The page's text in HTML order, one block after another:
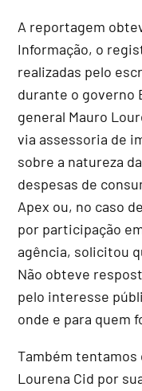
A reportagem
Informação, o
realizadas pelo
durante o governo
general Mauro
via assessoria de
sobre a natureza
despesas de
Apex ou, no caso
por participação
agência, solicitou
Não obteve
pelo interesse
onde e para quem
Também tentamos
Lourena Cid por